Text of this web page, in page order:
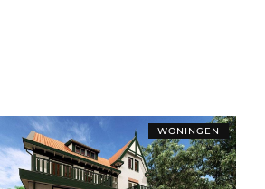
WONINGEN